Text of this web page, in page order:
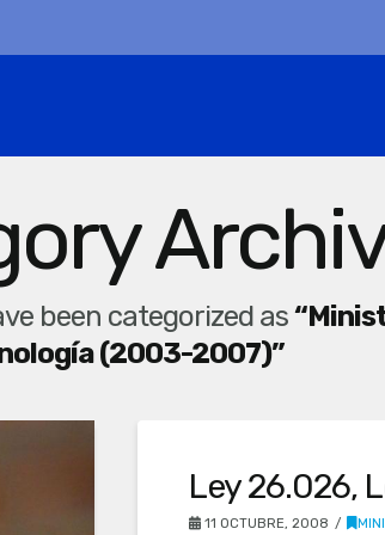
been categorized as
(2003-2007)”
Ley 26.026,
11 OCTUBRE, 2008